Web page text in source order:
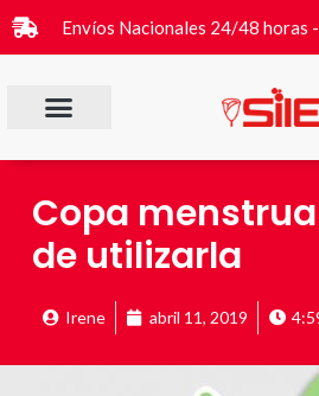
Envíos Nacionales 24/48 horas -
Copa
de utilizarla
Irene abril 11, 2019